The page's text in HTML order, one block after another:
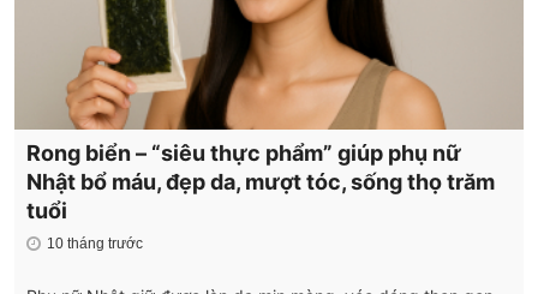
Rong biển – “siêu thực phẩm” giúp phụ nữ
Nhật bổ máu, đẹp da, mượt tóc, sống thọ trăm
tuổi
10 tháng trước